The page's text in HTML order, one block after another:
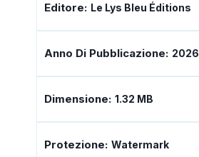
Editore: Le Lys Bleu Éditions
Anno Di Pubblicazione: 2026
Dimensione: 1.32 MB
Protezione: Watermark